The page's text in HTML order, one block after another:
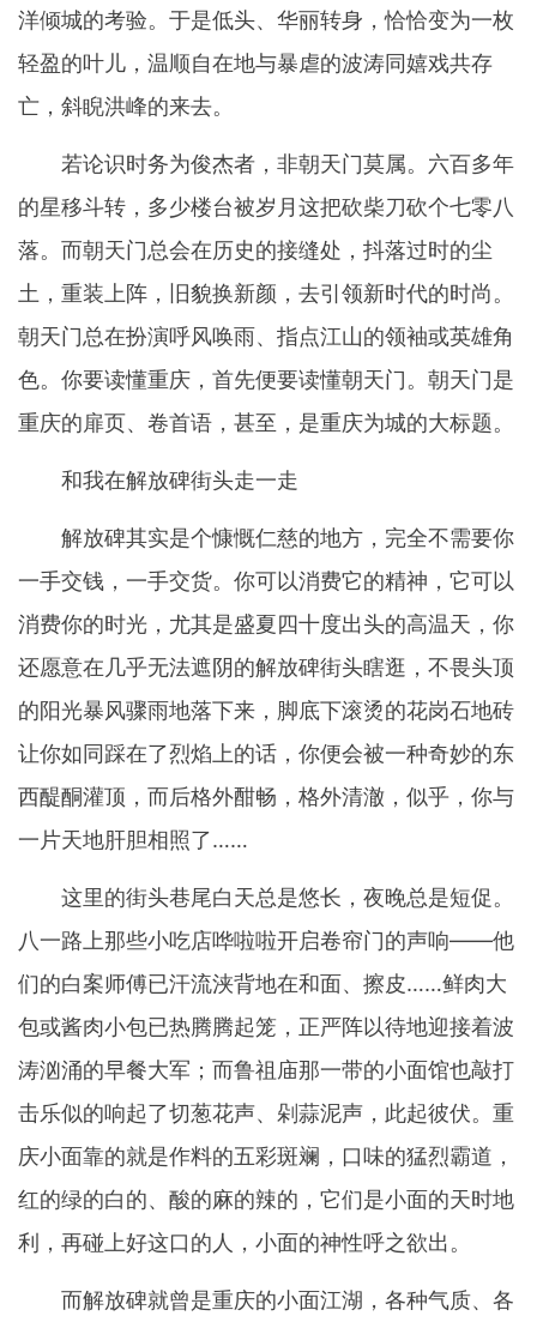
洋倾城的考验。于是低头、华丽转身，恰恰变为一枚
轻盈的叶儿，温顺自在地与暴虐的波涛同嬉戏共存
亡，斜睨洪峰的来去。
若论识时务为俊杰者，非朝天门莫属。六百多年
的星移斗转，多少楼台被岁月这把砍柴刀砍个七零八
落。而朝天门总会在历史的接缝处，抖落过时的尘
土，重装上阵，旧貌换新颜，去引领新时代的时尚。
朝天门总在扮演呼风唤雨、指点江山的领袖或英雄角
色。你要读懂重庆，首先便要读懂朝天门。朝天门是
重庆的扉页、卷首语，甚至，是重庆为城的大标题。
和我在解放碑街头走一走
解放碑其实是个慷慨仁慈的地方，完全不需要你
一手交钱，一手交货。你可以消费它的精神，它可以
消费你的时光，尤其是盛夏四十度出头的高温天，你
还愿意在几乎无法遮阴的解放碑街头瞎逛，不畏头顶
的阳光暴风骤雨地落下来，脚底下滚烫的花岗石地砖
让你如同踩在了烈焰上的话，你便会被一种奇妙的东
西醍酮灌顶，而后格外酣畅，格外清澈，似乎，你与
一片天地肝胆相照了……
这里的街头巷尾白天总是悠长，夜晚总是短促。
八一路上那些小吃店哗啦啦开启卷帘门的声响——他
们的白案师傅已汗流浃背地在和面、擦皮……鲜肉大
包或酱肉小包已热腾腾起笼，正严阵以待地迎接着波
涛汹涌的早餐大军；而鲁祖庙那一带的小面馆也敲打
击乐似的响起了切葱花声、剁蒜泥声，此起彼伏。重
庆小面靠的就是作料的五彩斑斓，口味的猛烈霸道，
红的绿的白的、酸的麻的辣的，它们是小面的天时地
利，再碰上好这口的人，小面的神性呼之欲出。
而解放碑就曾是重庆的小面江湖，各种气质、各